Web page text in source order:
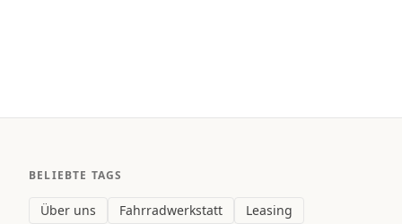
BELIEBTE TAGS
Über uns Fahrradwerkstatt
Leasing